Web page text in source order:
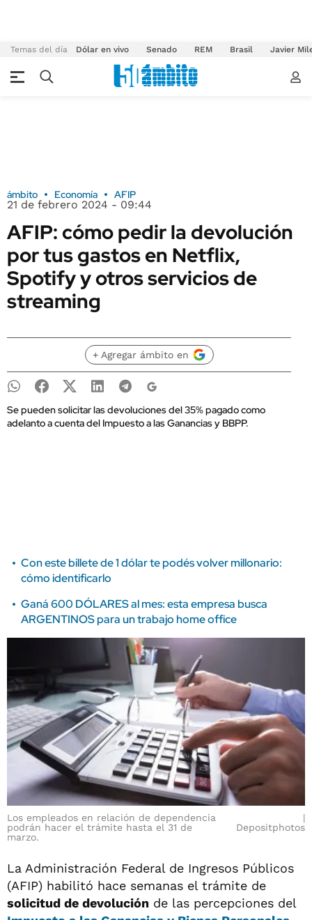
Temas del día Dólar en vivo Senado REM Brasil Javier
ámbito Economía AFIP
21 de febrero 2024 - 09:44
AFIP: cómo pedir la devolución
por tus gastos en Netflix,
Spotify y otros servicios de
streaming
+ Agregar ámbito en
Se pueden solicitar las devoluciones del 35% pagado como
adelanto a cuenta del Impuesto a las Ganancias y BBPP.
Con este billete de 1 dólar te podés volver millonario:
cómo identificarlo
Ganá 600 DÓLARES al mes: esta empresa busca
ARGENTINOS para un trabajo home office
Los empleados en relación de dependencia
podrán hacer el trámite hasta el 31 de
marzo.
Depositphotos
La Administración Federal de Ingresos Públicos
(AFIP) habilitó hace semanas el trámite de
solicitud de devolución de las percepciones del